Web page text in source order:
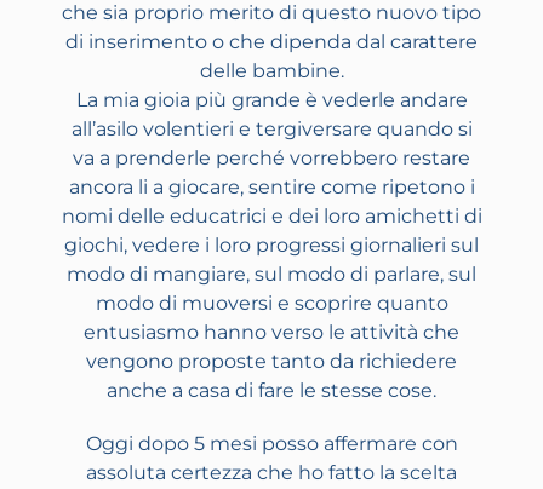
che sia proprio merito di questo nuovo tipo
di inserimento o che dipenda dal carattere
delle bambine.
La mia gioia più grande è vederle andare
all’asilo volentieri e tergiversare quando si
va a prenderle perché vorrebbero restare
ancora li a giocare, sentire come ripetono i
nomi delle educatrici e dei loro amichetti di
giochi, vedere i loro progressi giornalieri sul
modo di mangiare, sul modo di parlare, sul
modo di muoversi e scoprire quanto
entusiasmo hanno verso le attività che
vengono proposte tanto da richiedere
anche a casa di fare le stesse cose.
Oggi dopo 5 mesi posso affermare con
assoluta certezza che ho fatto la scelta